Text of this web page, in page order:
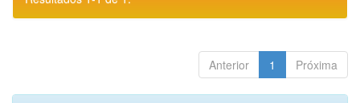
Anterior 1 Próxima